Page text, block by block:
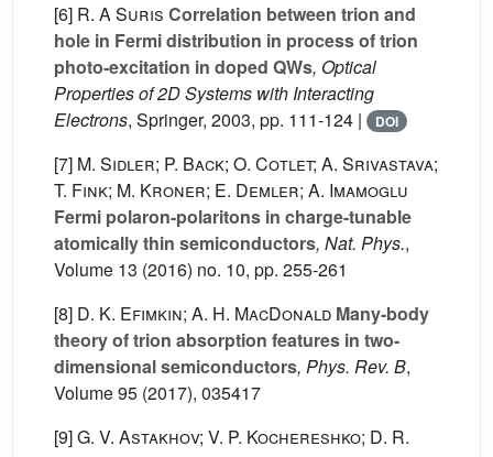
[6] R. A Suris Correlation between trion and
hole in Fermi distribution in process of trion
photo-excitation in doped QWs, Optical
Properties of 2D Systems with Interacting
Electrons, Springer, 2003, pp. 111-124 | DOI
[7] M. Sidler; P. Back; O. Cotlet; A. Srivastava;
T. Fink; M. Kroner; E. Demler; A. Imamoglu
Fermi polaron-polaritons in charge-tunable
atomically thin semiconductors, Nat. Phys.,
Volume 13 (2016) no. 10, pp. 255-261
[8] D. K. Efimkin; A. H. MacDonald Many-body
theory of trion absorption features in two-
dimensional semiconductors, Phys. Rev. B,
Volume 95 (2017), 035417
[9]G. V. Astakhov; V. P. Kochereshko; D. R.